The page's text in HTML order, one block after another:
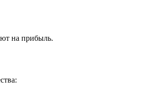
на прибыль.